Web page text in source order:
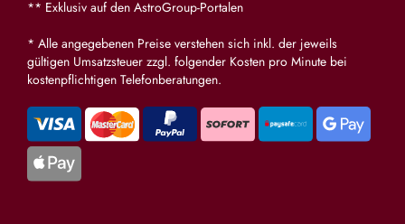
** Exklusiv auf den AstroGroup-Portalen
* Alle angegebenen Preise verstehen sich inkl. der jeweils
gültigen Umsatzsteuer zzgl. folgender Kosten pro Minute bei
kostenpflichtigen Telefonberatungen.